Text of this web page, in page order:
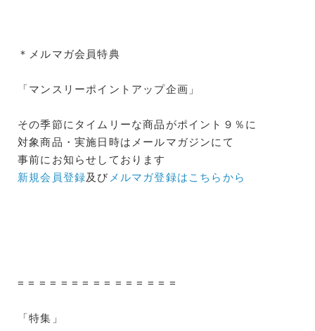
＊メルマガ会員特典
「マンスリーポイントアップ企画」
その季節にタイムリーな商品がポイント９％に
対象商品・実施日時はメールマガジンにて
事前にお知らせしております
新規会員登録及び メルマガ登録はこちらから
= = = = = = = = = = = = = = =
「特集」